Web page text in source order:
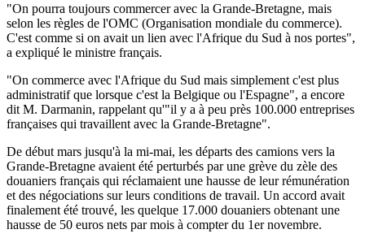
"On pourra toujours commercer avec la Grande-Bretagne, mais
selon les règles de l'OMC (Organisation mondiale du commerce).
C'est comme si on avait un lien avec l'Afrique du Sud à nos portes",
a expliqué le ministre français.
"On commerce avec l'Afrique du Sud mais simplement c'est plus
administratif que lorsque c'est la Belgique ou l'Espagne", a encore
dit M. Darmanin, rappelant qu'"il y a à peu près 100.000 entreprises
françaises qui travaillent avec la Grande-Bretagne".
De début mars jusqu'à la mi-mai, les départs des camions vers la
Grande-Bretagne avaient été perturbés par une grève du zèle des
douaniers français qui réclamaient une hausse de leur rémunération
et des négociations sur leurs conditions de travail. Un accord avait
finalement été trouvé, les quelque 17.000 douaniers obtenant une
hausse de 50 euros nets par mois à compter du 1er novembre.